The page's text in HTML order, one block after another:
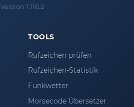
Version 1.116.2
TOOLS
Rufzeichen prüfen
Rufzeichen-Statistik
Funkwetter
Morsecode Übersetzer